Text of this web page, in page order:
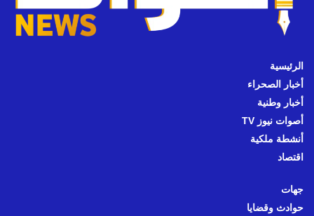
الرئيسية
أخبار الصحراء
أخبار وطنية
أصوات نيوز TV
أنشطة ملكية
اقتصاد
جهات
حوادث وقضايا